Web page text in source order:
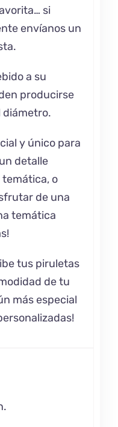
si
envíanos un
a su
producirse
diámetro.
y único para
detalle
o
de una
temática
tus piruletas
de tu
más especial